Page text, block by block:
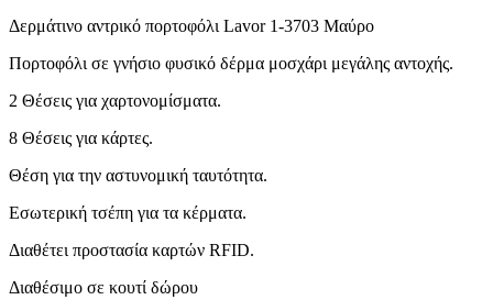
Δερμάτινο αντρικό πορτοφόλι Lavor 1-3703 Μαύρο
Πορτοφόλι σε γνήσιο φυσικό δέρμα μοσχάρι μεγάλης αντοχής.
2 Θέσεις για χαρτονομίσματα.
8 Θέσεις για κάρτες.
Θέση για την αστυνομική ταυτότητα.
Εσωτερική τσέπη για τα κέρματα.
Διαθέτει προστασία καρτών RFID.
Διαθέσιμο σε κουτί δώρου